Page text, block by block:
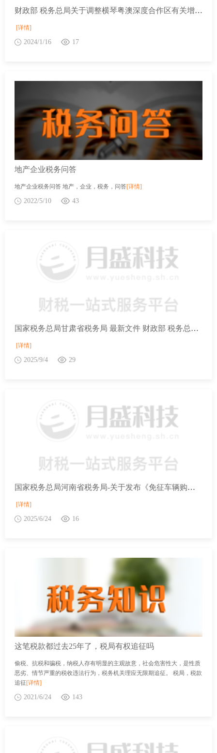
财政部 税务总局关于调整横琴粤澳深度合作区有关增值税和消费税退税货物范围的通知
[详情]
2024/1/16 17
地产企业税务问答
地产企业税务问答 地产，企业，税务，问答[详情]
2022/5/10 43
国家税务总局甘肃省税务局 最新文件 财政部 税务总局关于育儿补贴有关个人所得税政策的公告
[详情]
2025/9/4 29
国家税务总局河南省税务局-关于发布《免征车辆购置税的设有固定装置的非运输专用作业车辆目录》（第十八批）的公告
[详情]
2025/6/24 16
这笔税款都过去25年了，税局有权追征吗
偷税、抗税和骗税，纳税人存有明显的主观故意，社会危害性大，是性质
恶劣、情节严重的税收违法行为，税务机关理应无限期追征。 税局，税款
追征[详情]
2021/6/24 143